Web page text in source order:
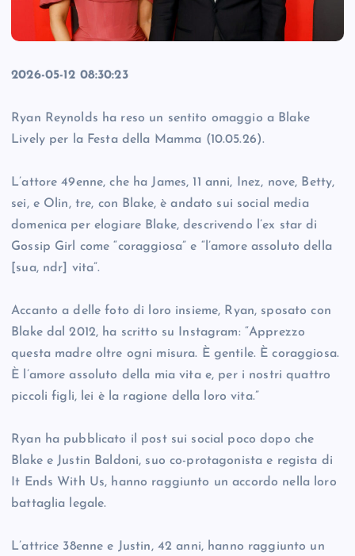
2026-05-12 08:30:23
Ryan Reynolds ha reso un sentito omaggio a Blake
Lively per la Festa della Mamma (10.05.26).
L’attore 49enne, che ha James, 11 anni, Inez, nove, Betty,
sei, e Olin, tre, con Blake, è andato sui social media
domenica per elogiare Blake, descrivendo l’ex star di
Gossip Girl come “coraggiosa” e “l’amore assoluto della
[sua, ndr] vita”.
Accanto a delle foto di loro insieme, Ryan, sposato con
Blake dal 2012, ha scritto su Instagram: “Apprezzo
questa madre oltre ogni misura. È gentile. È coraggiosa.
È l’amore assoluto della mia vita e, per i nostri quattro
piccoli figli, lei è la ragione della loro vita.”
Ryan ha pubblicato il post sui social poco dopo che
Blake e Justin Baldoni, suo co-protagonista e regista di
It Ends With Us, hanno raggiunto un accordo nella loro
battaglia legale.
L’attrice 38enne e Justin, 42 anni, hanno raggiunto un